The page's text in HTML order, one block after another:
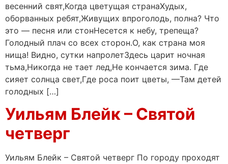
весенний свят,Когда цветущая странаХудых,
оборванных ребят,Живущих впроголодь, полна? Что
это — песня или стонНесется к небу, трепеща?
Голодный плач со всех сторон.О, как страна моя
нища! Видно, сутки напролетЗдесь царит ночная
тьма,Никогда не тает лед,Не кончается зима. Где
сияет солнца свет,Где роса поит цветы, —Там детей
голодных […]
Уильям Блейк – Святой
четверг
Уильям Блейк – Святой четверг По городу проходят